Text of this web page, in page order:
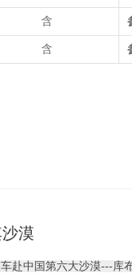
含
含
漠
赴中国第六大沙漠---库